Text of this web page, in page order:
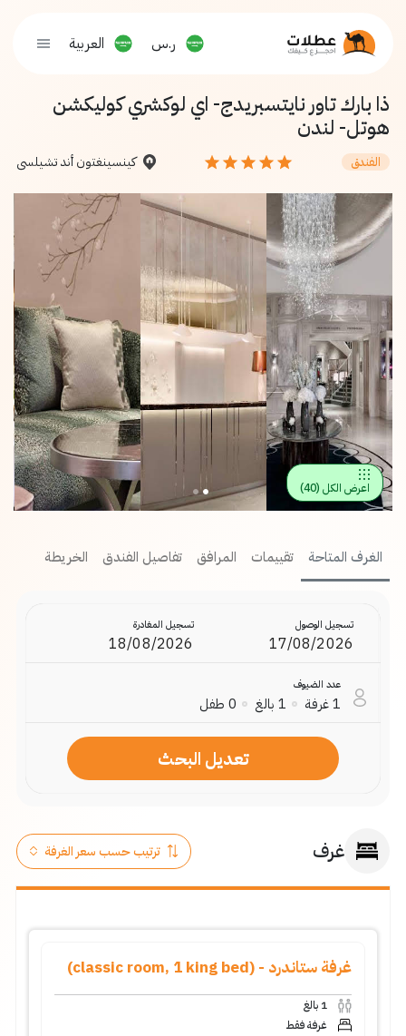
ر.س العربية
ذا بارك تاور نايتسبريدج- اي لوكشري كوليكشن
هوتل- لندن
الفندق كينسينغتون أند تشيلسي
اعرض الكل (
40
)
الغرف المتاحة تقييمات المرافق تفاصيل الفندق الخريطة
تسجيل الوصول تسجيل المغادرة
عدد الضيوف
1غرفة 1 بالغ 0 طفل
تعديل البحث
غرف
غرفة ستاندرد - (classic room, 1 king bed)
1 بالغ
غرفة فقط